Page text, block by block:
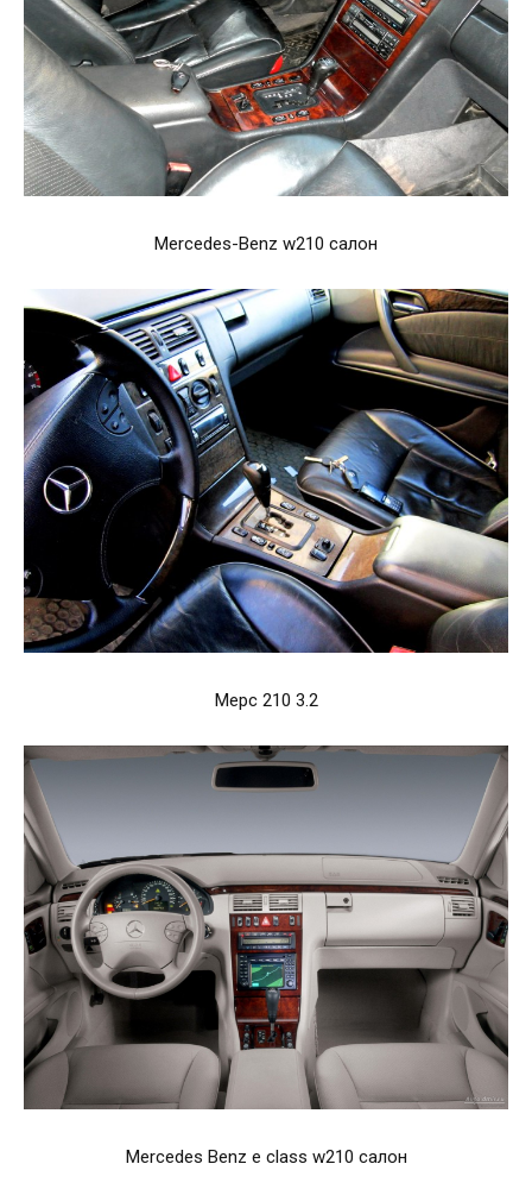
Mercedes-Benz w210 салон
Мерс 210 3.2
Mercedes Benz e class w210 салон